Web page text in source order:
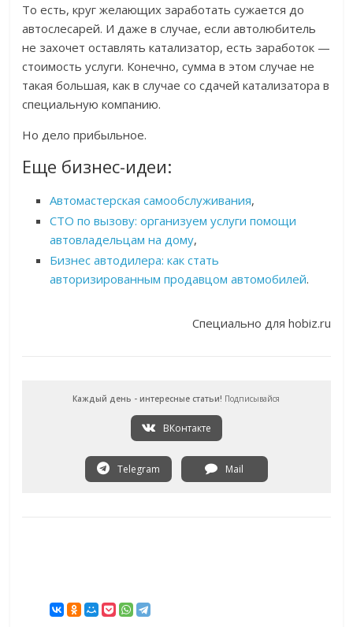
То есть, круг желающих заработать сужается до
автослесарей. И даже в случае, если автолюбитель
не захочет оставлять катализатор, есть заработок —
стоимость услуги. Конечно, сумма в этом случае не
такая большая, как в случае со сдачей катализатора в
специальную компанию.
Но дело прибыльное.
Еще бизнес-идеи:
Автомастерская самообслуживания,
СТО по вызову: организуем услуги помощи
автовладельцам на дому,
Бизнес автодилера: как стать
авторизированным продавцом автомобилей.
Специально для hobiz.ru
Каждый день - интересные статьи! Подписывайся
ВКонтакте
Telegram Mail